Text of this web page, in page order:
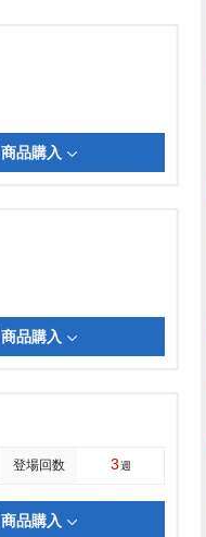
商品購入
商品購入
登場回数 3週
商品購入